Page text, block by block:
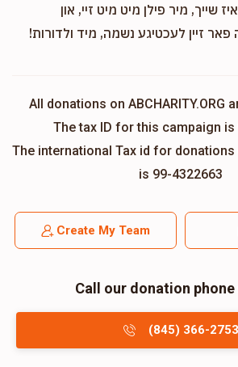
שייך, מיר פילן מיט מיט זיי, און
זיין לעכטיגע נשמה, מיד ולדורות!
All donations on ABCHARITY.ORG
The tax ID for this campaign is
The international Tax id for
is 99-4322663
Create My Team
Call our donation
(845) 366-2753